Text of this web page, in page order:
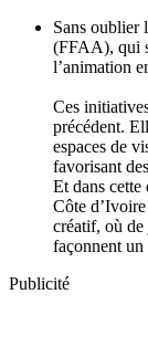
Sans oublier
(FFAA), qui
l’animation
Ces
précédent.
espaces de
favorisant
Et dans
Côte
créatif, où de
façonnent
Publicité